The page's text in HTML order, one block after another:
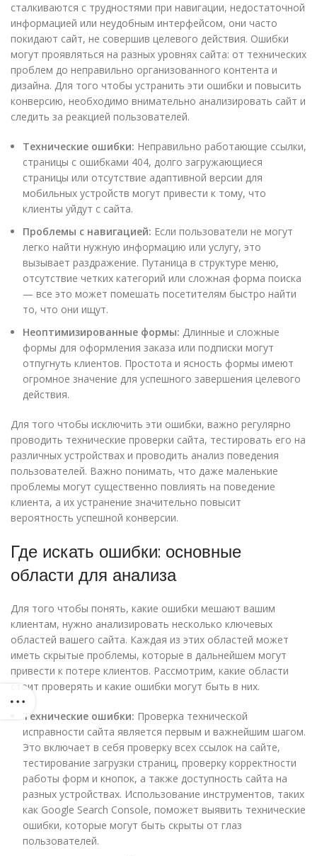
сталкиваются с трудностями при навигации, недостаточной
информацией или неудобным интерфейсом, они часто
покидают сайт, не совершив целевого действия. Ошибки
могут проявляться на разных уровнях сайта: от технических
проблем до неправильно организованного контента и
дизайна. Для того чтобы устранить эти ошибки и повысить
конверсию, необходимо внимательно анализировать сайт и
следить за реакцией пользователей.
Технические ошибки: Неправильно работающие ссылки,
страницы с ошибками 404, долго загружающиеся
страницы или отсутствие адаптивной версии для
мобильных устройств могут привести к тому, что
клиенты уйдут с сайта.
Проблемы с навигацией: Если пользователи не могут
легко найти нужную информацию или услугу, это
вызывает раздражение. Путаница в структуре меню,
отсутствие четких категорий или сложная форма поиска
— все это может помешать посетителям быстро найти
то, что они ищут.
Неоптимизированные формы: Длинные и сложные
формы для оформления заказа или подписки могут
отпугнуть клиентов. Простота и ясность формы имеют
огромное значение для успешного завершения целевого
действия.
Для того чтобы исключить эти ошибки, важно регулярно
проводить технические проверки сайта, тестировать его на
различных устройствах и проводить анализ поведения
пользователей. Важно понимать, что даже маленькие
проблемы могут существенно повлиять на поведение
клиента, а их устранение значительно повысит
вероятность успешной конверсии.
Где искать ошибки: основные
области для анализа
Для того чтобы понять, какие ошибки мешают вашим
клиентам, нужно анализировать несколько ключевых
областей вашего сайта. Каждая из этих областей может
иметь скрытые проблемы, которые в дальнейшем могут
привести к потере клиентов. Рассмотрим, какие области
стоит проверять и какие ошибки могут быть в них.
Технические ошибки: Проверка технической
исправности сайта является первым и важнейшим шагом.
Это включает в себя проверку всех ссылок на сайте,
тестирование загрузки страниц, проверку корректности
работы форм и кнопок, а также доступность сайта на
разных устройствах. Использование инструментов, таких
как Google Search Console, поможет выявить технические
ошибки, которые могут быть скрыты от глаз
пользователей.